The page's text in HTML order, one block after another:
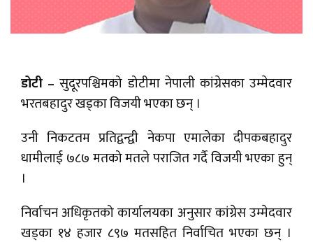
डोटी – सुदूरपश्चिमको डोटीमा नेपाली कांग्रेसका उम्मेदवार
भरतबहादुर खड्का विजयी भएका छन् ।
उनी निकटतम प्रतिद्वन्द्वी नेकपा एमालेका दीपकबहादुर
धामीलाई ७८७ मतको मतले पराजित गर्दै विजयी भएका हुन्
।
निर्वाचन अधिकृतको कार्यालयका अनुसार कांग्रेस उम्मेदवार
खड्का १४ हजार ८९७ मतसहित निर्वाचित भएका छन् ।